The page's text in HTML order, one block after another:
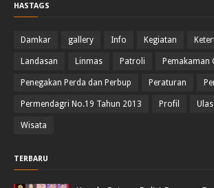
HASTAGS
Damkar gallery Info Kegiatan
Landasan Linmas Patroli Pemakaman
Penegakan Perda dan Perbup Peraturan
Permendagri No.19 Tahun 2013 Profil
Wisata
TERBARU